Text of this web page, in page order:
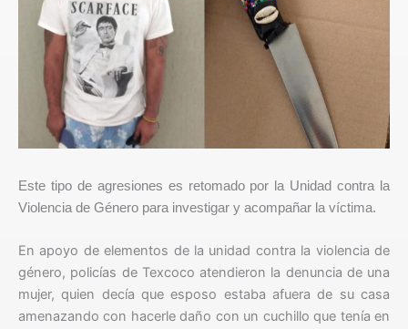
Este tipo de agresiones es retomado por la Unidad contra la
Violencia de Género para investigar y acompañar la víctima.
En apoyo de elementos de la unidad contra la violencia de
género, policías de Texcoco atendieron la denuncia de una
mujer, quien decía que esposo estaba afuera de su casa
amenazando con hacerle daño con un cuchillo que tenía en